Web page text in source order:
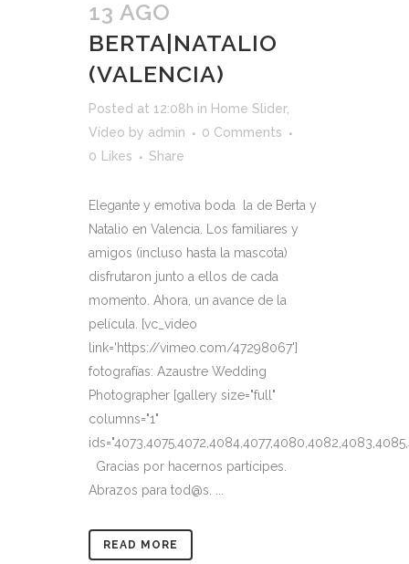
13 AGO
BERTA|NATALIO
(VALENCIA)
Posted at 12:08h in Home Slider,
Vídeo by admin
0 Comments
0
Likes Share
Elegante y emotiva boda la de Berta y
Natalio en Valencia. Los familiares y
amigos (incluso hasta la mascota)
disfrutaron junto a ellos de cada
momento. Ahora, un avance de la
película. [vc_video
link='https://vimeo.com/47298067']
fotografías: Azaustre Wedding
Photographer [gallery size="full"
columns="1"
Gracias por hacernos partícipes.
Abrazos para tod@s. ...
READ MORE